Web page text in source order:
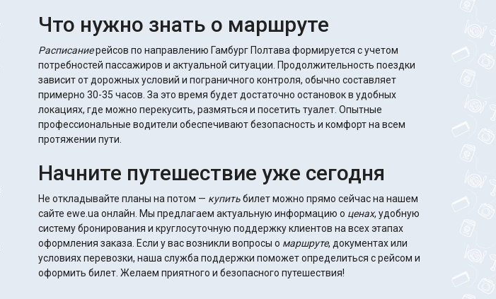
Что нужно знать о маршруте
Расписаниерейсов по направлению Гамбург Полтава формируется с учетом
потребностей пассажиров и актуальной ситуации. Продолжительность поездки
зависит от дорожных условий и пограничного контроля, обычно составляет
примерно 30-35 часов. За это время будет достаточно остановок в удобных
локациях, где можно перекусить, размяться и посетить туалет. Опытные
профессиональные водители обеспечивают безопасность и комфорт на всем
протяжении пути.
Начните путешествие уже сегодня
Не откладывайте планы на потом — купитьбилет можно прямо сейчас на нашем
сайте ewe.ua онлайн. Мы предлагаем актуальную информацию о ценах, удобную
систему бронирования и круглосуточную поддержку клиентов на всех этапах
оформления заказа. Если у вас возникли вопросы о маршруте, документах или
условиях перевозки, наша служба поддержки поможет определиться с рейсом и
оформить билет. Желаем приятного и безопасного путешествия!